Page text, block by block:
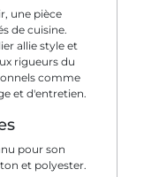
une pièce
de cuisine.
allie style et
rigueurs du
comme
et d'entretien.
pour son
et polyester.